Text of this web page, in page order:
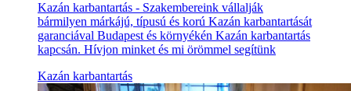
Kazán karbantartás - Szakembereink vállalják
bármilyen márkájú, típusú és korú Kazán karbantartását
garanciával Budapest és környékén Kazán karbantartás
kapcsán. Hívjon minket és mi örömmel segítünk
Kazán karbantartás